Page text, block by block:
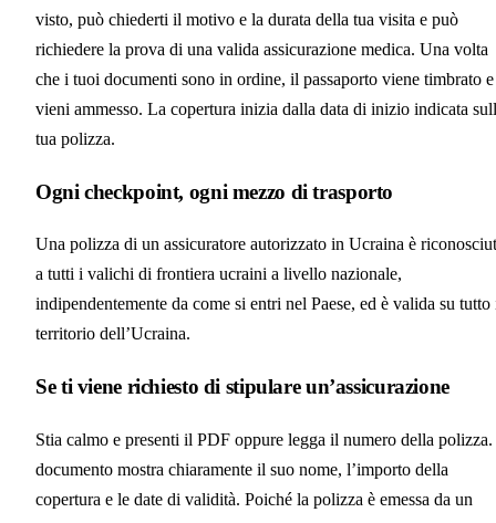
visto, può chiederti il motivo e la durata della tua visita e può
richiedere la prova di una valida assicurazione medica. Una volta
che i tuoi documenti sono in ordine, il passaporto viene timbrato e
vieni ammesso. La copertura inizia dalla data di inizio indicata
tua polizza.
Ogni checkpoint, ogni mezzo di trasporto
Una polizza di un assicuratore autorizzato in Ucraina è
a tutti i valichi di frontiera ucraini a livello nazionale,
indipendentemente da come si entri nel Paese, ed è valida su tutto
territorio dell’Ucraina.
Se ti viene richiesto di stipulare un’assicurazione
Stia calmo e presenti il PDF oppure legga il numero della
documento mostra chiaramente il suo nome, l’importo della
copertura e le date di validità. Poiché la polizza è emessa da un